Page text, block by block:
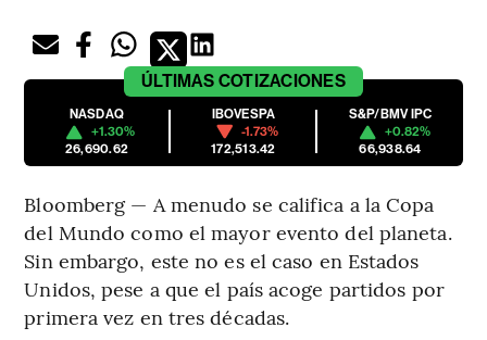
ÚLTIMAS COTIZACIONES
NASDAQ
+1.30%
26,690.62
IBOVESPA
-1.73%
172,513.42
S&P/BMV IPC
+0.82%
66,938.64
Bloomberg — A menudo se califica a la Copa
del Mundo como el mayor evento del planeta.
Sin embargo, este no es el caso en Estados
Unidos, pese a que el país acoge partidos por
primera vez en tres décadas.